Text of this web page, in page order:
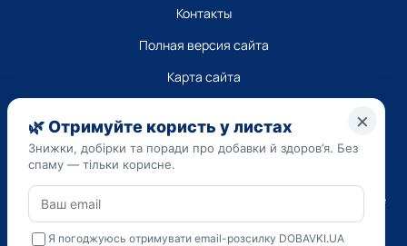
Контакты
Полная версия сайта
Карта сайта
Код ЄДРПОУ 45223262
Дата регистрации 14.09.2023
Приведенная на сайте dobavki.ua информация носит
исключительно ознакомительный характер. Не используйте
нашу информацию для диагностики и лечения. Только ваш
Лечащий врач может назначать препараты и составлять